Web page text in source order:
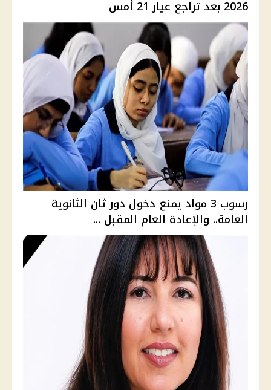
2026 بعد تراجع عيار 21 أمس
رسوب 3 مواد يمنع دخول دور ثان الثانوية
العامة.. والإعادة العام المقبل ...